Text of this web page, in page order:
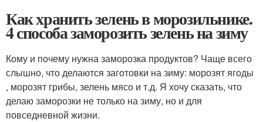
Как хранить зелень в морозильнике.
4 способа заморозить зелень на зиму
Кому и почему нужна заморозка продуктов? Чаще всего
слышно, что делаются заготовки на зиму: морозят ягоды
, морозят грибы, зелень мясо и т.д. Я хочу сказать, что
делаю заморозки не только на зиму, но и для
повседневной жизни.